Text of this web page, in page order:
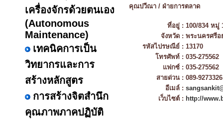
เครื่องจักรด้วยตนเอง
(Autonomous
Maintenance)
เทคนิคการเป็น
วิทยากรและการ
สร้างหลักสูตร
การสร้างจิตสำนึก
คุณภาพภาคปฏิบัติ
คุณปวีณา / ฝ่ายการตลาด
ที่อยู่ : 100/834 หมู่
จังหวัด : พระนครศรีอ
รหัสไปรษณีย์ : 13170
โทรศัพท์ : 035-275562
แฟกซ์ : 035-275562
สายด่วน : 089-
อีเมล์ :
เว็บไซต์ : http://